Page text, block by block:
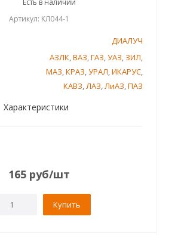
Есть в наличии
Артикул: КЛ044-1
ДИАЛУЧ
АЗЛК,ВАЗ,ГАЗ,УАЗ, ЗИЛ,
МАЗ,КРАЗ,УРАЛ,ИКАРУС,
КАВЗ,ЛАЗ,ЛиАЗ,ПАЗ
Характеристики
165 руб/шт
Купить